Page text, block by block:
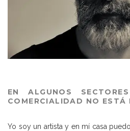
EN ALGUNOS
COMERCIALIDAD NO ESTÁ
Yo soy un artista y en mí casa